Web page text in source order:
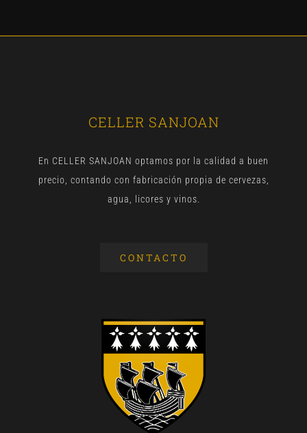
CELLER SANJOAN
En CELLER SANJOAN optamos por la calidad a buen
precio, contando con fabricación propia de cervezas,
agua, licores y vinos.
CONTACTO